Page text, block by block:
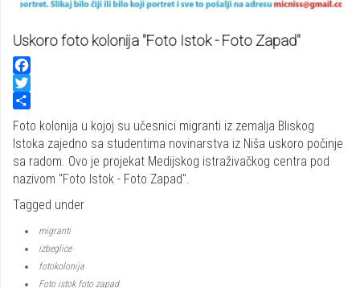
Uskoro foto kolonija "Foto Istok - Foto Zapad"
Facebook
Twitter
Share
Foto kolonija u kojoj su učesnici migranti iz zemalja Bliskog
Istoka zajedno sa studentima novinarstva iz Niša uskoro počinje
sa radom. Ovo je projekat Medijskog istraživačkog centra pod
nazivom "Foto Istok - Foto Zapad".
Tagged under
migranti
izbeglice
fotokolonija
Foto istok foto zapad